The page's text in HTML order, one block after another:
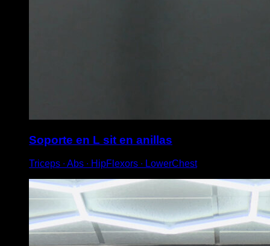
Soporte en L sit en anillas
Triceps ∙ Abs ∙ HipFlexors ∙ LowerChest